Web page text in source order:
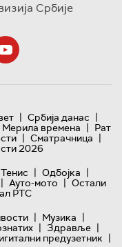
Србије
| Србија данас |
Мерила времена | Рат
| Сматрачница |
2026
Тенис | Одбојка |
| Ауто-мото | Остали
РТС
| Музика |
| Здравље |
предузетник |